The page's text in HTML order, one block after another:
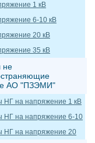
1 кВ
6-10 кВ
20 кВ
35 кВ
не
АО "ПЗЭМИ"
НГ на напряжение 1 кВ
НГ на напряжение 6-10
НГ на напряжение 20